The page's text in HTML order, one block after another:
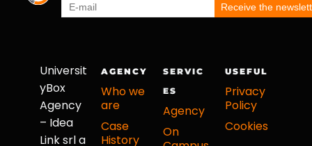
Universit
yBox
Agency
– Idea
Link srl a
AGENCY
Who we
are
Case
History
SERVIC
ES
Agency
On
USEFUL
Privacy
Policy
Cookies